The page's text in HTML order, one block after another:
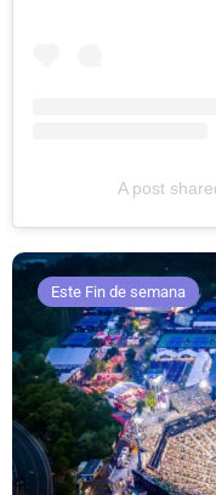
A post
Este Fin de semana